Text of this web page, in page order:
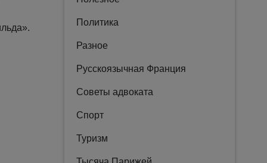
Политика
Разное
Русскоязычная Франция
Советы адвоката
Спорт
Туризм